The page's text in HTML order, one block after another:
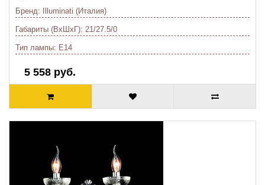
Бренд: Illuminati (Италия)
Габариты (ВхШхГ): 21/27.5/0
Тип лампы: E14
5 558 руб.